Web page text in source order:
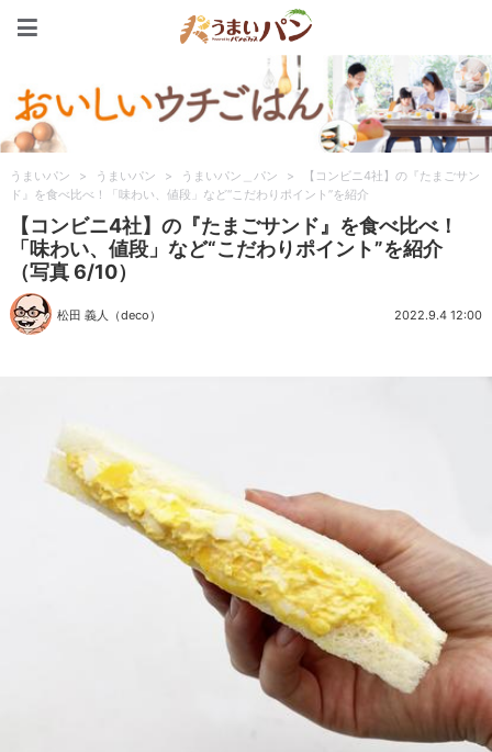
うまいパン > うまいパン > うまいパン＿パン >
【コンビニ4社】の『たまごサン
ド』を食べ比べ！「味わい、値段」など“こだわりポイント”を紹介
【コンビニ4社】の『たまごサンド』を食べ比べ！
「味わい、値段」など“こだわりポイント”を紹介
（写真 6/10）
松田 義人（deco） 2022.9.4 12:00